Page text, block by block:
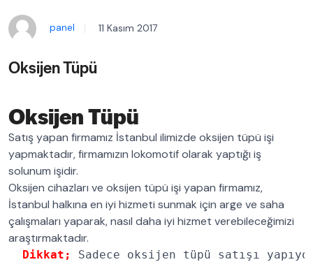
panel 11 Kasım 2017
Oksijen Tüpü
Oksijen Tüpü
Satış yapan firmamız İstanbul ilimizde oksijen tüpü işi
yapmaktadır, firmamızın lokomotif olarak yaptığı iş
solunum işidir.
Oksijen cihazları ve oksijen tüpü işi yapan firmamız,
İstanbul halkına en iyi hizmeti sunmak için arge ve saha
çalışmaları yaparak, nasıl daha iyi hizmet verebileceğimizi
araştırmaktadır.
Dikkat; Sadece oksijen tüpü satışı